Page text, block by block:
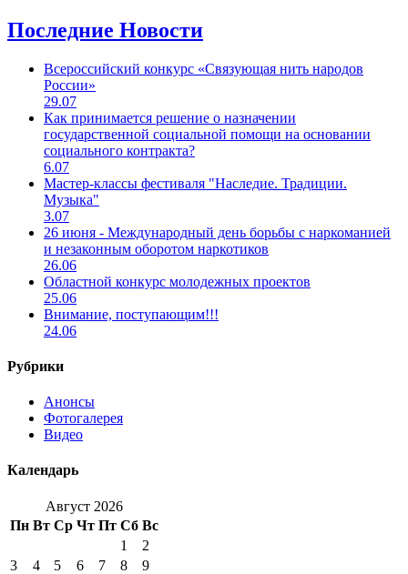
Последние Новости
Всероссийский конкурс «Связующая нить народов
России»
29.07
Как принимается решение о назначении
государственной социальной помощи на основании
социального контракта?
6.07
Мастер-классы фестиваля "Наследие. Традиции.
Музыка"
3.07
26 июня - Международный день борьбы с наркоманией
и незаконным оборотом наркотиков
26.06
Областной конкурс молодежных проектов
25.06
Внимание, поступающим!!!
24.06
Рубрики
Анонсы
Фотогалерея
Видео
Календарь
Август 2026
Пн Вт Ср Чт Пт Сб Вс
1
2
3
4 5 6 7 8
9